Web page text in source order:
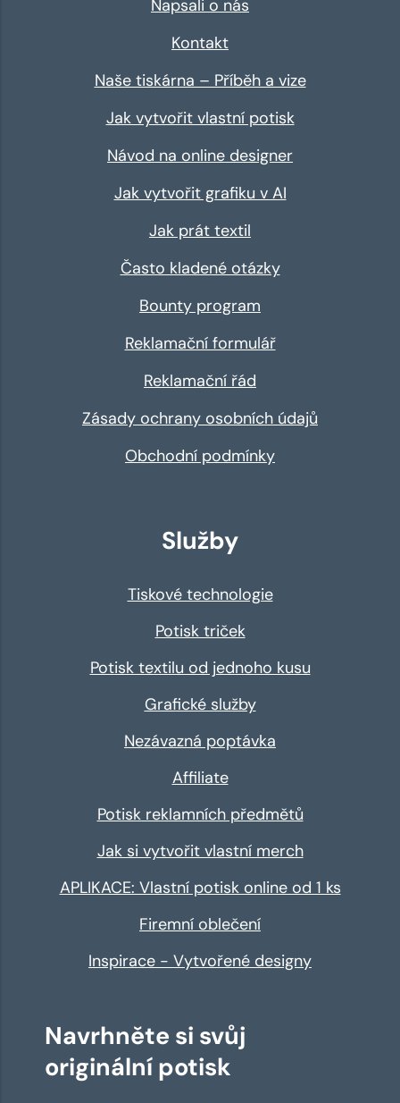
Napsali o nás
Kontakt
Naše tiskárna – Příběh a vize
Jak vytvořit vlastní potisk
Návod na online designer
Jak vytvořit grafiku v AI
Jak prát textil
Často kladené otázky
Bounty program
Reklamační formulář
Reklamační řád
Zásady ochrany osobních údajů
Obchodní podmínky
Služby
Tiskové technologie
Potisk triček
Potisk textilu od jednoho kusu
Grafické služby
Nezávazná poptávka
Affiliate
Potisk reklamních předmětů
Jak si vytvořit vlastní merch
APLIKACE: Vlastní potisk online od 1 ks
Firemní oblečení
Inspirace - Vytvořené designy
Navrhněte si svůj
originální potisk